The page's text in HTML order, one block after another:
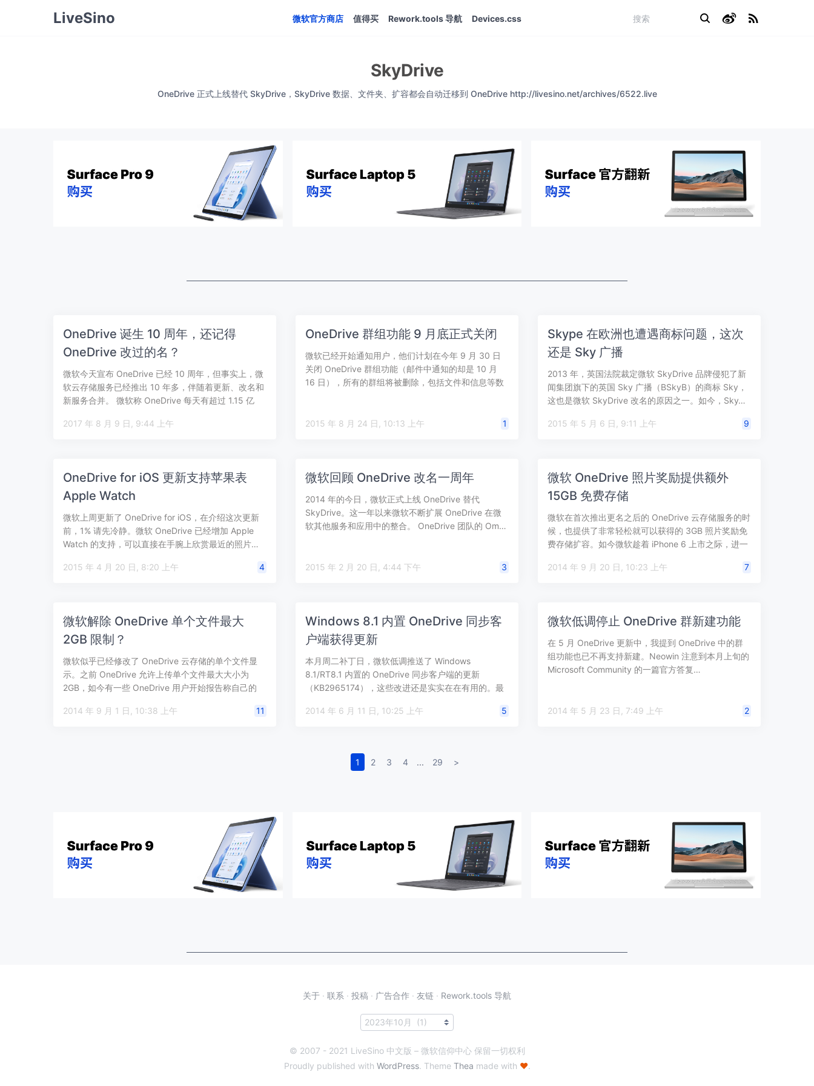
LiveSino 微软官方商店 值得买 Rework.tools 导航 Devices.css
SkyDrive
OneDrive 正式上线替代 SkyDrive，SkyDrive 数据、文件夹、扩容都会自动迁移到 OneDrive http://livesino.net/archives/6522.live
OneDrive 诞生 10 周年，还记得
OneDrive 改过的名？
微软今天宣布 OneDrive 已经 10 周年，但事实上，微
软云存储服务已经推出 10 年多，伴随着更新、改名和
新服务合并。 微软称 OneDrive 每天有超过 1.15 亿
2017 年 8 月 9 日, 9:44 上午
OneDrive 群组功能 9 月底正式关闭
微软已经开始通知用户，他们计划在今年 9 月 30 日
关闭 OneDrive 群组功能（邮件中通知的却是 10 月
16 日），所有的群组将被删除，包括文件和信息等数
2015 年 8 月 24 日, 10:13 上午 1
Skype 在欧洲也遭遇商标问题，这次
还是 Sky 广播
2013 年，英国法院裁定微软 SkyDrive 品牌侵犯了新
闻集团旗下的英国 Sky 广播（BSkyB）的商标 Sky，
这也是微软 SkyDrive 改名的原因之一。如今，Sky…
2015 年 5 月 6 日, 9:11 上午 9
OneDrive for iOS 更新支持苹果表
Apple Watch
微软上周更新了 OneDrive for iOS，在介绍这次更新
前，1% 请先冷静。微软 OneDrive 已经增加 Apple
Watch 的支持，可以直接在手腕上欣赏最近的照片…
2015 年 4 月 20 日, 8:20 上午 4
微软回顾 OneDrive 改名一周年
2014 年的今日，微软正式上线 OneDrive 替代
SkyDrive。这一年以来微软不断扩展 OneDrive 在微
软其他服务和应用中的整合。 OneDrive 团队的 Om…
2015 年 2 月 20 日, 4:44 下午 3
微软 OneDrive 照片奖励提供额外
15GB 免费存储
微软在首次推出更名之后的 OneDrive 云存储服务的时
候，也提供了非常轻松就可以获得的 3GB 照片奖励免
费存储扩容。如今微软趁着 iPhone 6 上市之际，进一
2014 年 9 月 20 日, 10:23 上午
7
微软解除 OneDrive 单个文件最大
2GB 限制？
微软似乎已经修改了 OneDrive 云存储的单个文件显
示。之前 OneDrive 允许上传单个文件最大大小为
2GB，如今有一些 OneDrive 用户开始报告称自己的
2014 年 9 月 1 日, 10:38 上午
11
Windows 8.1 内置 OneDrive 同步客
户端获得更新
本月周二补丁日，微软低调推送了 Windows
8.1/RT8.1 内置的 OneDrive 同步客户端的更新
（KB2965174），这些改进还是实实在在有用的。最
2014 年 6 月 11 日, 10:25 上午
5
微软低调停止 OneDrive 群新建功能
在 5 月 OneDrive 更新中，我提到 OneDrive 中的群
组功能也已不再支持新建。Neowin 注意到本月上旬的
Microsoft Community 的一篇官方答复…
2014 年 5 月 23 日, 7:49 上午 2
1 2 3 4 ... 29 >
关于 · 联系 · 投稿 · 广告合作 · 友链 · Rework.tools 导航
© 2007 - 2021 LiveSino 中文版 – 微软信仰中心 保留一切权利
Proudly published with WordPress. Theme Thea made with ♥.